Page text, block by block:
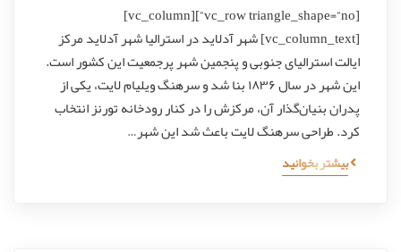
[vc_row triangle_shape=”no”][vc_column]
[vc_column_text] شهر آدلاید در استرالیا شهر آدلاید مرکز
ایالت استرالیای جنوبی و پنجمین شهر پرجمعیت این کشور است.
این شهر در سال ۱۸۳۶ بنا شد و سرهنگ ویلیام لایت، یکی از
پدران بنیان‌گذار آن، مرکزش را در کنار رودخانه تورنز انتخاب
کرد. طراحی سرهنگ لایت باعث شد این شهر…
بیشتر بخوانید